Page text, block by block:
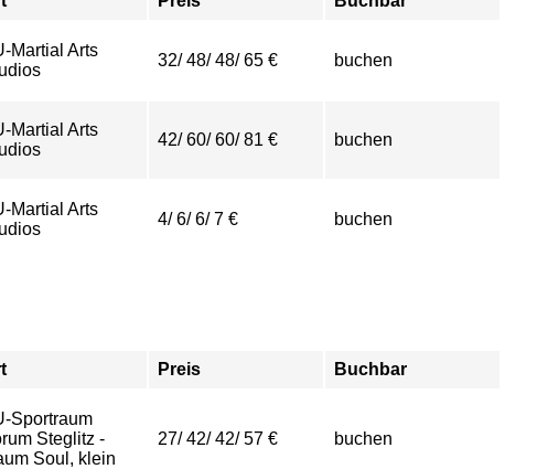
Martial Arts
32/ 48/ 48/ 65 € buchen
Martial Arts
42/ 60/ 60/ 81 € buchen
Martial Arts
4/ 6/ 6/ 7 € buchen
Preis Buchbar
Sportraum
Steglitz -
Soul, klein
27/ 42/ 42/ 57 € buchen